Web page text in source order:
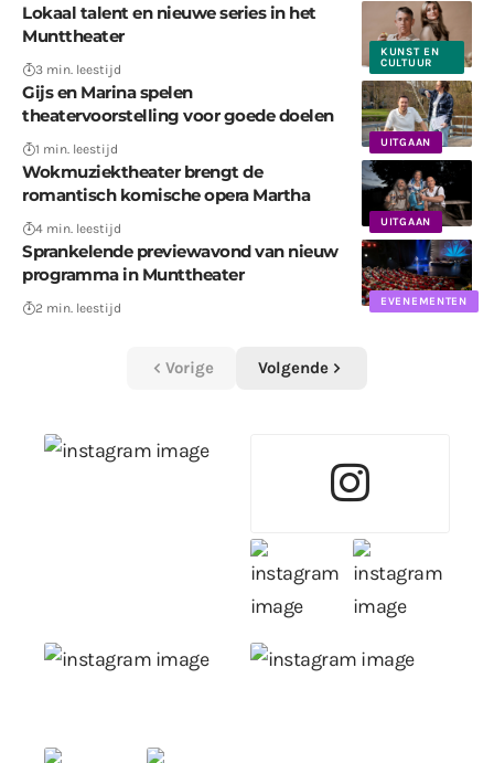
KUNST EN
CULTUUR
Lokaal talent en nieuwe series in het
Munttheater
3 min. leestijd
UITGAAN
Gijs en Marina spelen
theatervoorstelling voor goede doelen
1 min. leestijd
UITGAAN
Wokmuziektheater brengt de
romantisch komische opera Martha
4 min. leestijd
EVENEMENTEN
Sprankelende previewavond van nieuw
programma in Munttheater
2 min. leestijd
Vorige Volgende